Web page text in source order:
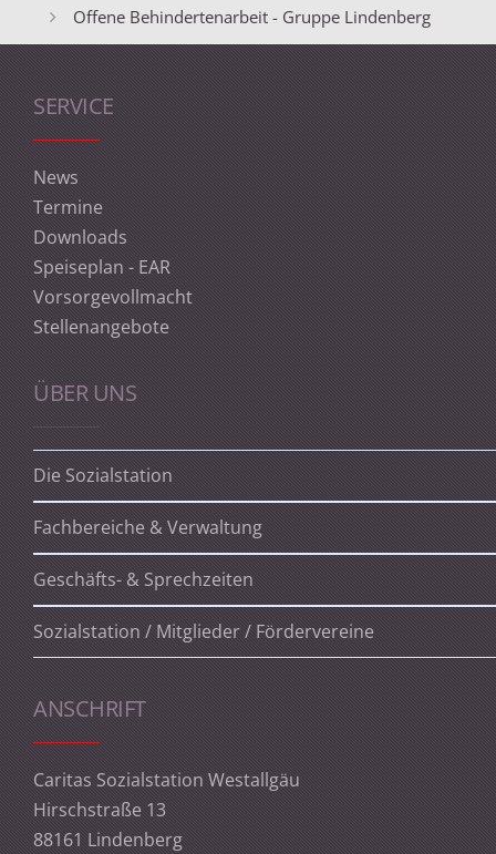
Offene Behindertenarbeit - Gruppe Lindenberg
SERVICE
News
Termine
Downloads
Speiseplan - EAR
Vorsorgevollmacht
Stellenangebote
ÜBER UNS
Die Sozialstation
Fachbereiche & Verwaltung
Geschäfts- & Sprechzeiten
Sozialstation / Mitglieder / Fördervereine
ANSCHRIFT
Caritas Sozialstation Westallgäu
Hirschstraße 13
88161 Lindenberg